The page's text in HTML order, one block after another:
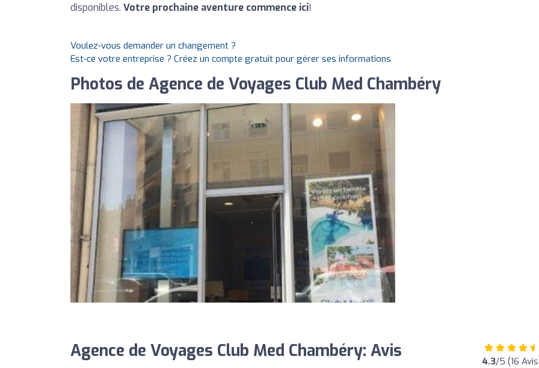
disponibles. Votre prochaine aventure commence ici!
Voulez-vous demander un changement ?
Est-ce votre entreprise ? Créez un compte gratuit pour gérer ses informations
Photos de Agence de Voyages Club Med Chambéry
Agence de Voyages Club Med Chambéry: Avis 4.3/5 (16